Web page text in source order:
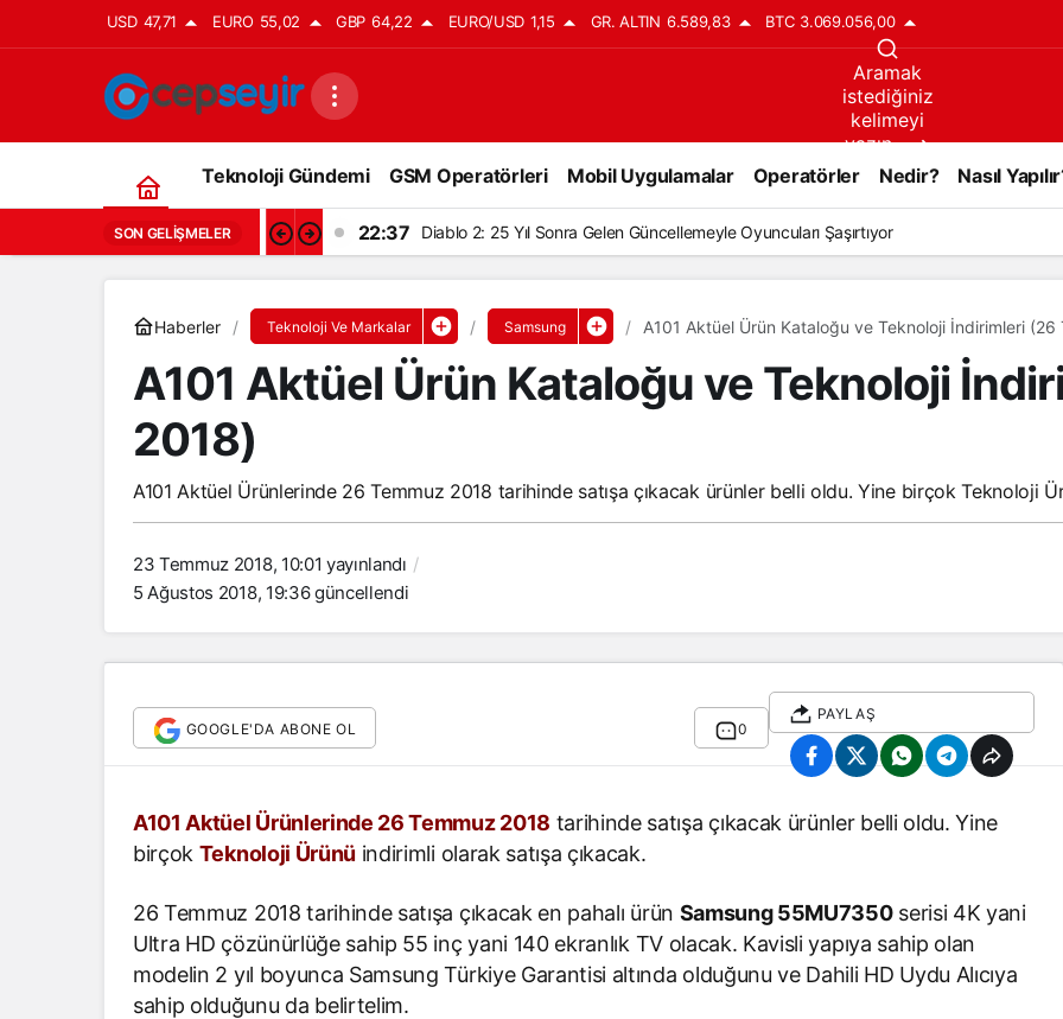
USD 47,71 EURO 55,02 GBP 64,22 EURO/USD 1,15 GR. ALTIN 6.589,83 BTC 3.069.056,00
Aramak
istediğiniz
kelimeyi
yazın..
Teknoloji Gündemi
GSM Operatörleri Mobil Uygulamalar Operatörler Nedir? Nasıl
SON GELIŞMELER 22:37 Diablo 2: 25 Yıl Sonra Gelen Güncellemeyle Oyuncuları Şaşırtıyor
Haberler Teknoloji Ve Markalar Samsung A101 Aktüel Ürün Kataloğu ve Teknoloji İndirimleri (26
A101 Aktüel Ürün Kataloğu ve Teknoloji
2018)
A101 Aktüel Ürünlerinde 26 Temmuz 2018 tarihinde satışa çıkacak ürünler belli oldu. Yine birçok Teknoloji
23 Temmuz 2018, 10:01 yayınlandı
5 Ağustos 2018, 19:36güncellendi
GOOGLE'DA ABONE OL 0
PAYLAŞ
A101 Aktüel Ürünlerinde 26 Temmuz 2018 tarihinde satışa çıkacak ürünler belli oldu. Yine
birçok Teknoloji Ürünü indirimli olarak satışa çıkacak.
26 Temmuz 2018 tarihinde satışa çıkacak en pahalı ürün Samsung 55MU7350serisi 4K yani
Ultra HD çözünürlüğe sahip 55 inç yani 140 ekranlık TV olacak. Kavisli yapıya sahip olan
modelin 2 yıl boyunca Samsung Türkiye Garantisi altında olduğunu ve Dahili HD Uydu Alıcıya
sahip olduğunu da belirtelim.